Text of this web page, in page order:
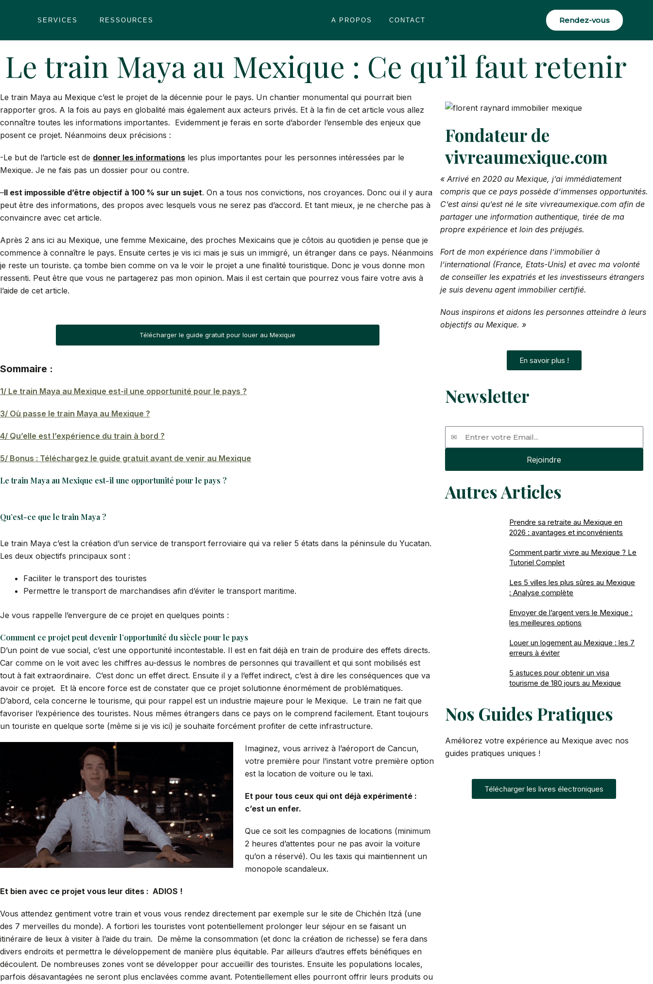
SERVICES RESSOURCES A PROPOS CONTACT Rendez-vous
Le train Maya au Mexique : Ce qu’il faut retenir
Le train Maya au Mexique c’est le projet de la décennie pour le pays. Un chantier monumental qui pourrait bien
rapporter gros. A la fois au pays en globalité mais également aux acteurs privés. Et à la fin de cet article vous allez
connaître toutes les informations importantes. Evidemment je ferais en sorte d’aborder l’ensemble des enjeux que
posent ce projet. Néanmoins deux précisions :
-Le but de l’article est de donner les informations les plus importantes pour les personnes intéressées par le
Mexique. Je ne fais pas un dossier pour ou contre.
–Il est impossible d’être objectif à 100 % sur un sujet. On a tous nos convictions, nos croyances. Donc oui il y aura
peut être des informations, des propos avec lesquels vous ne serez pas d’accord. Et tant mieux, je ne cherche pas à
convaincre avec cet article.
Après 2 ans ici au Mexique, une femme Mexicaine, des proches Mexicains que je côtois au quotidien je pense que je
commence à connaître le pays. Ensuite certes je vis ici mais je suis un immigré, un étranger dans ce pays. Néanmoins
je reste un touriste. ça tombe bien comme on va le voir le projet a une finalité touristique. Donc je vous donne mon
ressenti. Peut être que vous ne partagerez pas mon opinion. Mais il est certain que pourrez vous faire votre avis à
l’aide de cet article.
Télécharger le guide gratuit pour louer au Mexique
Sommaire :
1/ Le train Maya au Mexique est-il une opportunité pour le pays ?
3/ Où passe le train Maya au Mexique ?
4/ Qu’elle est l’expérience du train à bord ?
5/ Bonus : Téléchargez le guide gratuit avant de venir au Mexique
Le train Maya au Mexique est-il une opportunité pour le pays ?
Qu’est-ce que le train Maya ?
Le train Maya c’est la création d’un service de transport ferroviaire qui va relier 5 états dans la péninsule du Yucatan.
Les deux objectifs principaux sont :
Faciliter le transport des touristes
Permettre le transport de marchandises afin d’éviter le transport maritime.
Je vous rappelle l’envergure de ce projet en quelques points :
Comment ce projet peut devenir l’opportunité du siècle pour le pays
D’un point de vue social, c’est une opportunité incontestable. Il est en fait déjà en train de produire des effets directs.
Car comme on le voit avec les chiffres au-dessus le nombres de personnes qui travaillent et qui sont mobilisés est
tout à fait extraordinaire. C’est donc un effet direct. Ensuite il y a l’effet indirect, c’est à dire les conséquences que va
avoir ce projet. Et là encore force est de constater que ce projet solutionne énormément de problématiques.
D’abord, cela concerne le tourisme, qui pour rappel est un industrie majeure pour le Mexique. Le train ne fait que
favoriser l’expérience des touristes. Nous mêmes étrangers dans ce pays on le comprend facilement. Etant toujours
un touriste en quelque sorte (même si je vis ici) je souhaite forcément profiter de cette infrastructure.
Imaginez, vous arrivez à l’aéroport de Cancun,
votre première pour l’instant votre première option
est la location de voiture ou le taxi.
Et pour tous ceux qui ont déjà expérimenté :
c’est un enfer.
Que ce soit les compagnies de locations (minimum
2 heures d’attentes pour ne pas avoir la voiture
qu’on a réservé). Ou les taxis qui maintiennent un
monopole scandaleux.
Et bien avec ce projet vous leur dites : ADIOS !
Vous attendez gentiment votre train et vous vous rendez directement par exemple sur le site de Chichén Itzá (une
des 7 merveilles du monde). A fortiori les touristes vont potentiellement prolonger leur séjour en se faisant un
itinéraire de lieux à visiter à l’aide du train. De même la consommation (et donc la création de richesse) se fera dans
divers endroits et permettra le développement de manière plus équitable. Par ailleurs d’autres effets bénéfiques en
découlent. De nombreuses zones vont se développer pour accueillir des touristes. Ensuite les populations locales,
parfois désavantagées ne seront plus enclavées comme avant. Potentiellement elles pourront offrir leurs produits ou
Fondateur de
vivreaumexique.com
« Arrivé en 2020 au Mexique, j’ai immédiatement
compris que ce pays possède d’immenses opportunités.
C’est ainsi qu’est né le site vivreaumexique.com afin de
partager une information authentique, tirée de ma
propre expérience et loin des préjugés.
Fort de mon expérience dans l’immobilier à
l’international (France, Etats-Unis) et avec ma volonté
de conseiller les expatriés et les investisseurs étrangers
je suis devenu agent immobilier certifié.
Nous inspirons et aidons les personnes atteindre à leurs
objectifs au Mexique. »
En savoir plus !
Newsletter
Rejoindre
Autres Articles
Prendre sa retraite au Mexique en
2026 : avantages et inconvénients
Comment partir vivre au Mexique ? Le
Tutoriel Complet
Les 5 villes les plus sûres au Mexique
: Analyse complète
Envoyer de l’argent vers le Mexique :
les meilleures options
Louer un logement au Mexique : les 7
erreurs à éviter
5 astuces pour obtenir un visa
tourisme de 180 jours au Mexique
Nos Guides Pratiques
Améliorez votre expérience au Mexique avec nos
guides pratiques uniques !
Télécharger les livres électroniques